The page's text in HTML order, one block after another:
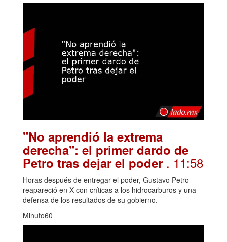
"No aprendió la extrema
derecha": el primer dardo de
Petro tras dejar el poder . 11:58
Horas después de entregar el poder, Gustavo Petro
reapareció en X con críticas a los hidrocarburos y una
defensa de los resultados de su gobierno.
Minuto60